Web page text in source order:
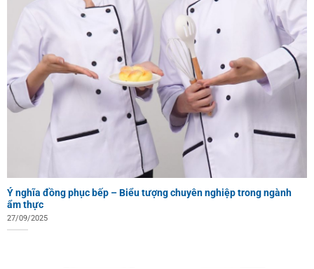
Ý nghĩa đồng phục bếp – Biểu tượng chuyên nghiệp trong ngành
ẩm thực
27/09/2025